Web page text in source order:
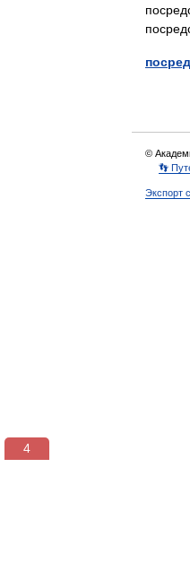
©
👣
Экспорт
3